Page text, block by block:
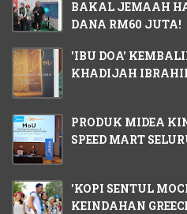
BAKAL JEMAAH
DANA RM60 JUTA!
'IBU DOA'
KHADIJAH
PRODUK MIDEA
SPEED MART
'KOPI SENTUL
KEINDAHAN